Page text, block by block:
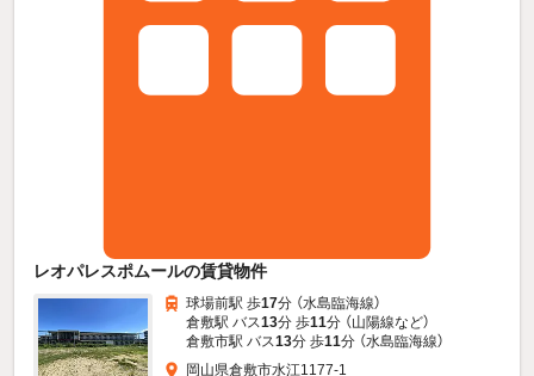
レオパレスポムールの賃貸物件
球場前駅 歩17分 （水島臨海線）
倉敷駅 バス13分 歩11分 （山陽線など）
倉敷市駅 バス13分 歩11分 （水島臨海線）
岡山県倉敷市水江1177-1